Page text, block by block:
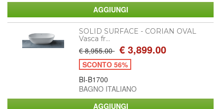
SOLID SURFACE - CORIAN OVAL
Vasca fr...
€ 8,955.00 € 3,899.00
SCONTO 56%
BI-B1700
BAGNO ITALIANO